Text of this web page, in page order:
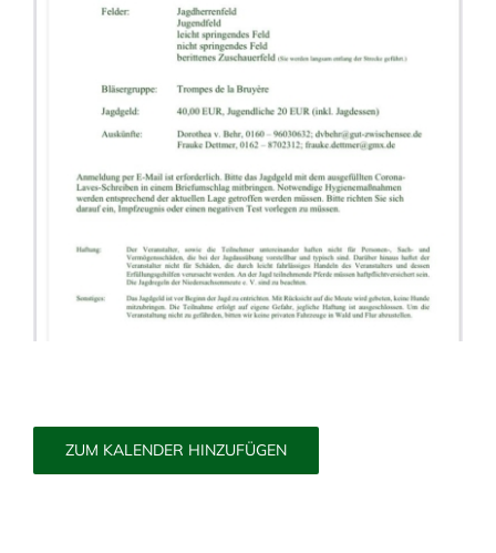
ZUM KALENDER HINZUFÜGEN